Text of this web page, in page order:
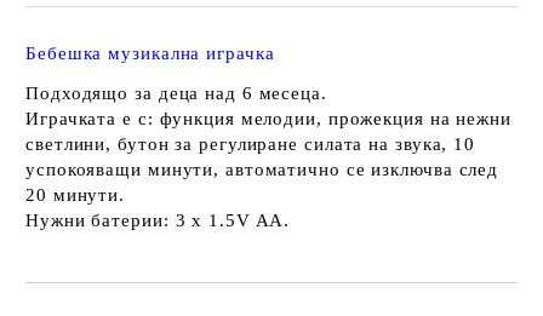
Бебешка музикална играчка
Подходящо за деца над 6 месеца.
Играчката е с: функция мелодии, прожекция на нежни
светлини, бутон за регулиране силата на звука, 10
успокояващи минути, автоматично се изключва след
20 минути.
Нужни батерии: 3 x 1.5V AA.